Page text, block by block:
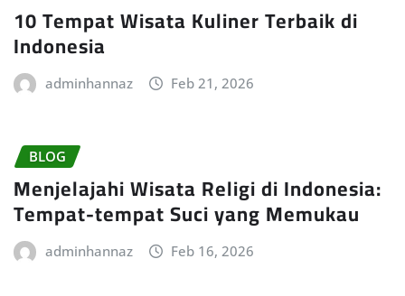
10 Tempat Wisata Kuliner Terbaik di
Indonesia
adminhannaz Feb 21, 2026
BLOG
Menjelajahi Wisata Religi di Indonesia:
Tempat-tempat Suci yang Memukau
adminhannaz Feb 16, 2026